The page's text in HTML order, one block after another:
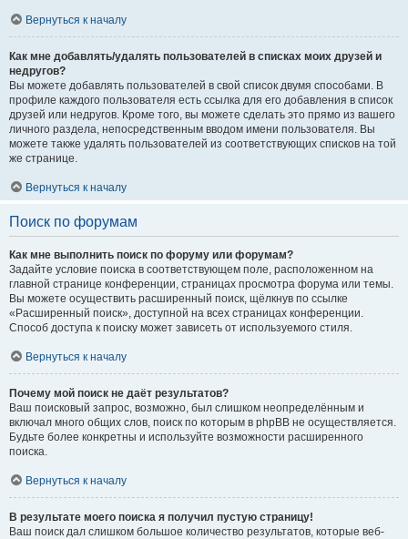
Вернуться к началу
Как мне добавлять/удалять пользователей в списках моих друзей и
недругов?
Вы можете добавлять пользователей в свой список двумя способами. В
профиле каждого пользователя есть ссылка для его добавления в список
друзей или недругов. Кроме того, вы можете сделать это прямо из вашего
личного раздела, непосредственным вводом имени пользователя. Вы
можете также удалять пользователей из соответствующих списков на той
же странице.
Вернуться к началу
Поиск по форумам
Как мне выполнить поиск по форуму или форумам?
Задайте условие поиска в соответствующем поле, расположенном на
главной странице конференции, страницах просмотра форума или темы.
Вы можете осуществить расширенный поиск, щёлкнув по ссылке
«Расширенный поиск», доступной на всех страницах конференции.
Способ доступа к поиску может зависеть от используемого стиля.
Вернуться к началу
Почему мой поиск не даёт результатов?
Ваш поисковый запрос, возможно, был слишком неопределённым и
включал много общих слов, поиск по которым в phpBB не осуществляется.
Будьте более конкретны и используйте возможности расширенного
поиска.
Вернуться к началу
В результате моего поиска я получил пустую страницу!
Ваш поиск дал слишком большое количество результатов, которые веб-